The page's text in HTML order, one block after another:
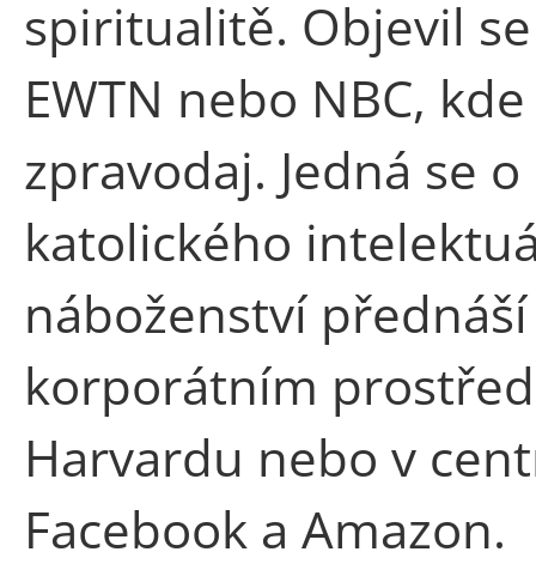
spiritualitě. Objevil
EWTN nebo NBC,
zpravodaj. Jedná se
katolického
náboženství
korporátním
Harvardu nebo v
Facebook a Amazon.